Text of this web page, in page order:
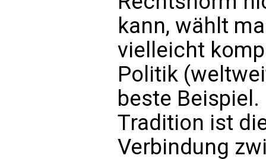
kann, wählt
vielleicht
Politik
beste
Tradition ist
Verbindung